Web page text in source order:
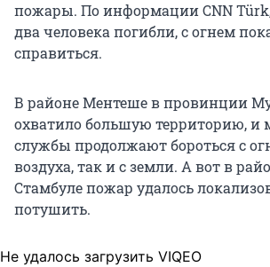
пожары. По информации CNN
два человека погибли, с огнем
справиться.
В районе Ментеше в провинции
охватило большую территорию, и
службы продолжают бороться с
воздуха, так и с земли. А вот в
Стамбуле пожар удалось
потушить.
Не удалось загрузить VIQEO